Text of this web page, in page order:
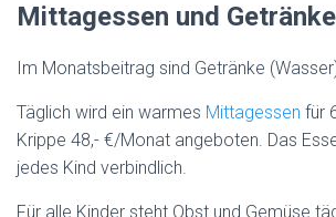
Mittagessen und Getränke
Im Monatsbeitrag sind Getränke
Täglich wird ein warmes Mittagessen für
Krippe 48,- €/Monat angeboten. Das
jedes Kind verbindlich.
Für alle Kinder steht Obst und Gemüse